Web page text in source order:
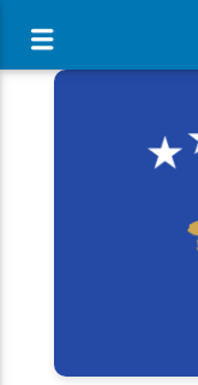
[There are no radio